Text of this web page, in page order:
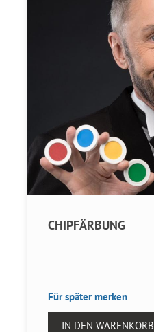
CHIPFÄRBUNG
Für später merken
IN DEN WARENKORB